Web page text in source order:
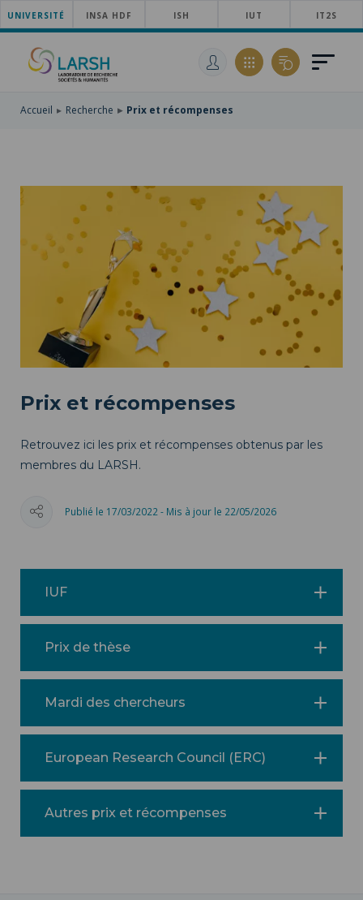
ACCÉDER
AU
MENU
PRINCIPAL
ALLER
AU
CONTENU
ACCÉDER
RECHERCHE
UNIVERSITÉ INSA HDF ISH IUT IT2S
Accueil Recherche Prix et récompenses
Prix et récompenses
Retrouvez ici les prix et récompenses obtenus par les
membres du LARSH.
Publié le 17/03/2022 - Mis à jour le 22/05/2026
IUF
Prix de thèse
Mardi des chercheurs
European Research Council (ERC)
Autres prix et récompenses